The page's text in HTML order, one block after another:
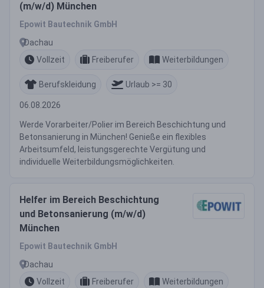
(m/w/d) München
Epowit Bautechnik GmbH
Dachau
Vollzeit
Freiberufer Weiterbildungen
Berufskleidung Urlaub >= 30
06.08.2026
Werde Vorarbeiter/Polier im Bereich Beschichtung und
Betonsanierung in München! Genieße ein flexibles
Arbeitsumfeld, leistungsgerechte Vergütung und
individuelle Weiterbildungsmöglichkeiten.
Helfer im Bereich Beschichtung
und Betonsanierung (m/w/d)
München
Epowit Bautechnik GmbH
Dachau
Vollzeit
Freiberufer Weiterbildungen